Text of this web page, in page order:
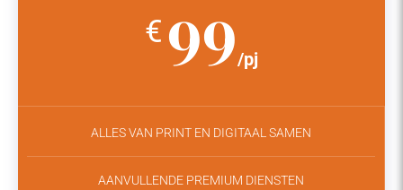
€ 99/pj
ALLES VAN PRINT EN DIGITAAL SAMEN
AANVULLENDE PREMIUM DIENSTEN